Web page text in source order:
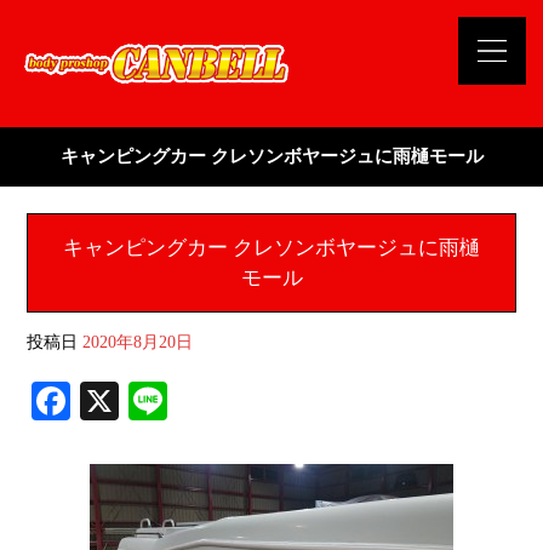
キャンピングカー クレソンボヤージュに雨樋モール
キャンピングカー クレソンボヤージュに雨樋
モール
投稿日 2020年8月20日
Fa
bo
ok
X